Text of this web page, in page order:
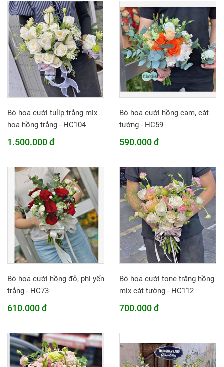
Bó hoa cưới tulip trắng mix
hoa hồng trắng - HC104
1.500.000 đ
Bó hoa cưới hồng cam, cát
tường - HC59
590.000 đ
Bó hoa cưới hồng đỏ, phi yến
trắng - HC73
610.000 đ
Bó hoa cưới tone trắng hồng
mix cát tường - HC112
700.000 đ